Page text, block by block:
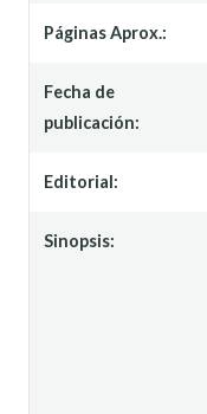
Páginas Aprox.:
Fecha de
publicación:
Editorial:
Sinopsis: